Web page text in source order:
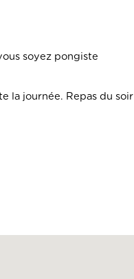
soyez pongiste
la journée. Repas du soir